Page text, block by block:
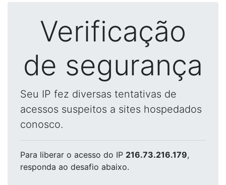
Verificação
de segurança
Seu IP fez diversas tentativas de
acessos suspeitos a sites hospedados
conosco.
Para liberar o acesso do IP 216.73.216.179,
responda ao desafio abaixo.